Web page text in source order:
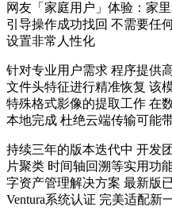
网友「家庭用户」体验：家
引导操作成功找回 不需要任
设置非常人性化
针对专业用户需求 程序提供
文件头特征进行精准恢复 该
特殊格式影像的提取工作 在
本地完成 杜绝云端传输可能
持续三年的版本迭代中 开发
片聚类 时间轴回溯等实用功
字资产管理解决方案 最新版
Ventura系统认证 完美适配新